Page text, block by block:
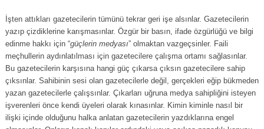
İşten attıkları gazetecilerin tümünü tekrar geri işe alsınlar. Gazetecilerin
yazıp çizdiklerine karışmasınlar. Özgür bir basın, ifade özgürlüğü ve bilgi
edinme hakkı için “güçlerin medyası” olmaktan vazgeçsinler. Faili
meçhullerin aydınlatılması için gazetecilere çalışma ortamı sağlasınlar.
Bu gazetecilerin karşısına hangi güç çıkarsa çıksın gazetecilere sahip
çıksınlar. Sahibinin sesi olan gazetecilerle değil, gerçekleri eğip bükmeden
yazan gazetecilerle çalışsınlar. Çıkarları uğruna medya sahipliğini isteyen
işverenleri önce kendi üyeleri olarak kınasınlar. Kimin kiminle nasıl bir
ilişki içinde olduğunu halka anlatan gazetecilerin yazdıklarına engel